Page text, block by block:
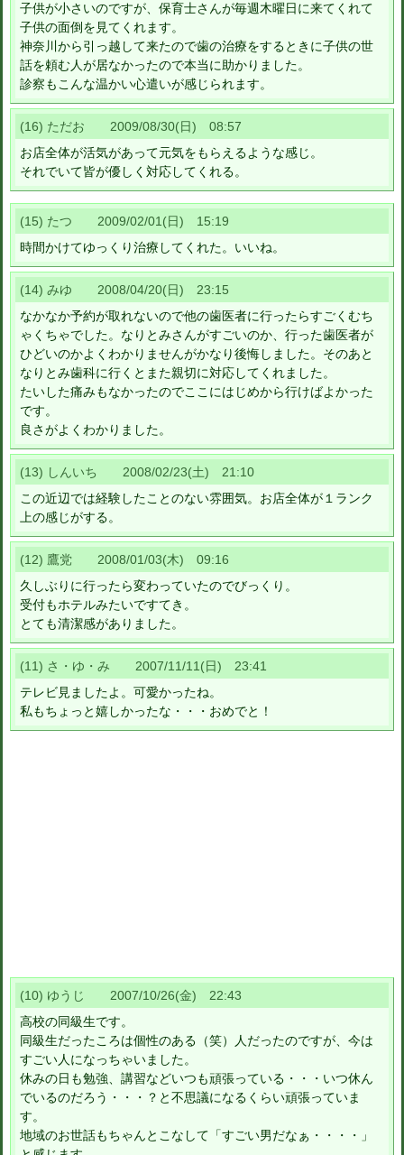
子供が小さいのですが、保育士さんが毎週木曜日に来てくれて
子供の面倒を見てくれます。
神奈川から引っ越して来たので歯の治療をするときに子供の世
話を頼む人が居なかったので本当に助かりました。
診察もこんな温かい心遣いが感じられます。
(16) ただお 2009/08/30(日) 08:57
お店全体が活気があって元気をもらえるような感じ。
それでいて皆が優しく対応してくれる。
(15) たつ 2009/02/01(日) 15:19
時間かけてゆっくり治療してくれた。いいね。
(14) みゆ 2008/04/20(日) 23:15
なかなか予約が取れないので他の歯医者に行ったらすごくむち
ゃくちゃでした。なりとみさんがすごいのか、行った歯医者が
ひどいのかよくわかりませんがかなり後悔しました。そのあと
なりとみ歯科に行くとまた親切に対応してくれました。
たいした痛みもなかったのでここにはじめから行けばよかった
です。
良さがよくわかりました。
(13) しんいち 2008/02/23(土) 21:10
この近辺では経験したことのない雰囲気。お店全体が１ランク
上の感じがする。
(12) 鷹党 2008/01/03(木) 09:16
久しぶりに行ったら変わっていたのでびっくり。
受付もホテルみたいですてき。
とても清潔感がありました。
(11) さ・ゆ・み 2007/11/11(日) 23:41
テレビ見ましたよ。可愛かったね。
私もちょっと嬉しかったな・・・おめでと！
(10) ゆうじ 2007/10/26(金) 22:43
高校の同級生です。
同級生だったころは個性のある（笑）人だったのですが、今は
すごい人になっちゃいました。
休みの日も勉強、講習などいつも頑張っている・・・いつ休ん
でいるのだろう・・・？と不思議になるくらい頑張っていま
す。
地域のお世話もちゃんとこなして「すごい男だなぁ・・・・」